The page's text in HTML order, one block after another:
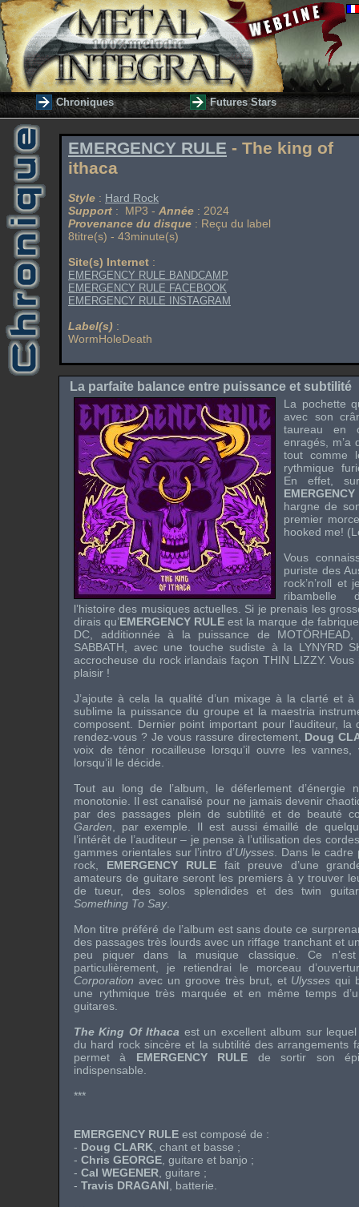
Chroniques Futures Stars
EMERGENCY RULE - The king of
ithaca
Style : Hard Rock
Support : MP3 - Année : 2024
Provenance du disque : Reçu du label
8titre(s) - 43minute(s)
Site(s) Internet :
EMERGENCY RULE BANDCAMP
EMERGENCY RULE FACEBOOK
EMERGENCY RULE INSTAGRAM
Label(s) :
WormHoleDeath
La parfaite balance entre puissance et subtilité
La pochette
avec son
taureau en
enragés, m’a
tout comme
rythmique
En effet,
hargne de
premier
hooked me!
Vous
puriste des
rock’n’roll
ribambelle
l’histoire des musiques actuelles. Si je prenais les
dirais qu’EMERGENCY RULE est la marque de
DC , additionnée à la puissance de MOTÖRHEAD
SABBATH , avec une touche sudiste à la LYNYRD
accrocheuse du rock irlandais façon THIN LIZZY. Vous
plaisir !
J’ajoute à cela la qualité d’un mixage à la clarté et
sublime la puissance du groupe et la maestria
composent. Dernier point important pour l’auditeur,
rendez-vous ? Je vous rassure directement, Doug
voix de ténor rocailleuse lorsqu’il ouvre les vannes,
lorsqu’il le décide.
Tout au long de l’album, le déferlement d’énergie
monotonie. Il est canalisé pour ne jamais devenir
par des passages plein de subtilité et de beauté
Garden , par exemple. Il est aussi émaillé de
l’intérêt de l’auditeur – je pense à l’utilisation des
gammes orientales sur l’intro d’Ulysses . Dans le
rock, EMERGENCY RULEfait preuve d’une
amateurs de guitare seront les premiers à y trouver
de tueur, des solos splendides et des twin
Something To Say.
Mon titre préféré de l’album est sans doute ce
des passages très lourds avec un riffage tranchant et
peu piquer dans la musique classique. Ce
particulièrement, je retiendrai le morceau
Corporation avec un groove très brut, et Ulysses qui
une rythmique très marquée et en même temps
guitares.
The King Of Ithaca est un excellent album sur
du hard rock sincère et la subtilité des arrangements
permet à EMERGENCY RULE de sortir son
indispensable.
***
EMERGENCY RULE est composé de :
- Doug CLARK , chant et basse ;
- Chris GEORGE , guitare et banjo ;
- Cal WEGENER , guitare ;
- Travis DRAGANI , batterie.